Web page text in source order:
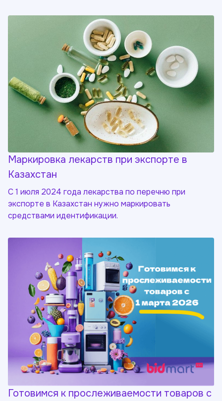
Маркировка лекарств при экспорте в
Казахстан
С 1 июля 2024 года лекарства по перечню при
экспорте в Казахстан нужно маркировать
средствами идентификации.
Готовимся к прослеживаемости товаров с